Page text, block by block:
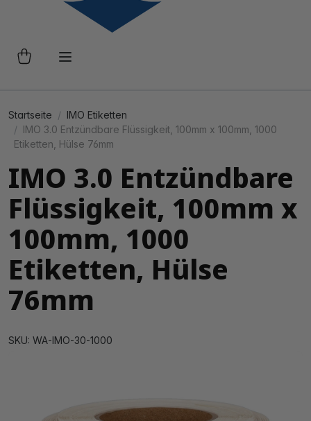
Startseite
IMO Etiketten
IMO 3.0 Entzündbare Flüssigkeit, 100mm x 100mm, 1000
Etiketten, Hülse 76mm
IMO 3.0 Entzündbare
Flüssigkeit, 100mm x
100mm, 1000
Etiketten, Hülse
76mm
SKU: WA-IMO-30-1000